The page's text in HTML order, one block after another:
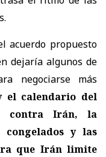
acuerdo propuesto
dejaría algunos de
negociarse más
el calendario del
contra Irán, la
y las
que Irán limite